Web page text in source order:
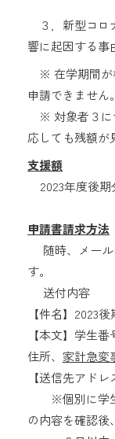
３．新型コロ
響に起因する事
※ 在学期間が
申請できません。
※ 対象者３に
応しても残額が
支援額
2023年度後期
申請書請求方法
随時、メール
す。
送付内容
【件名】2023
【本文】学生
住所、 家計急変
【送信先アド
※個別に学生
の内容を確認後